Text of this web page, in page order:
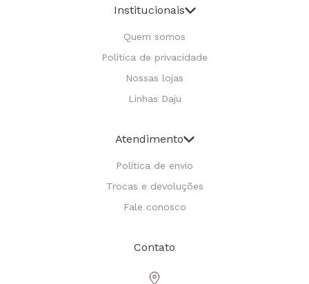
Institucionais
Quem somos
Política de privacidade
Nossas lojas
Linhas Daju
Atendimento
Política de envio
Trocas e devoluções
Fale conosco
Contato